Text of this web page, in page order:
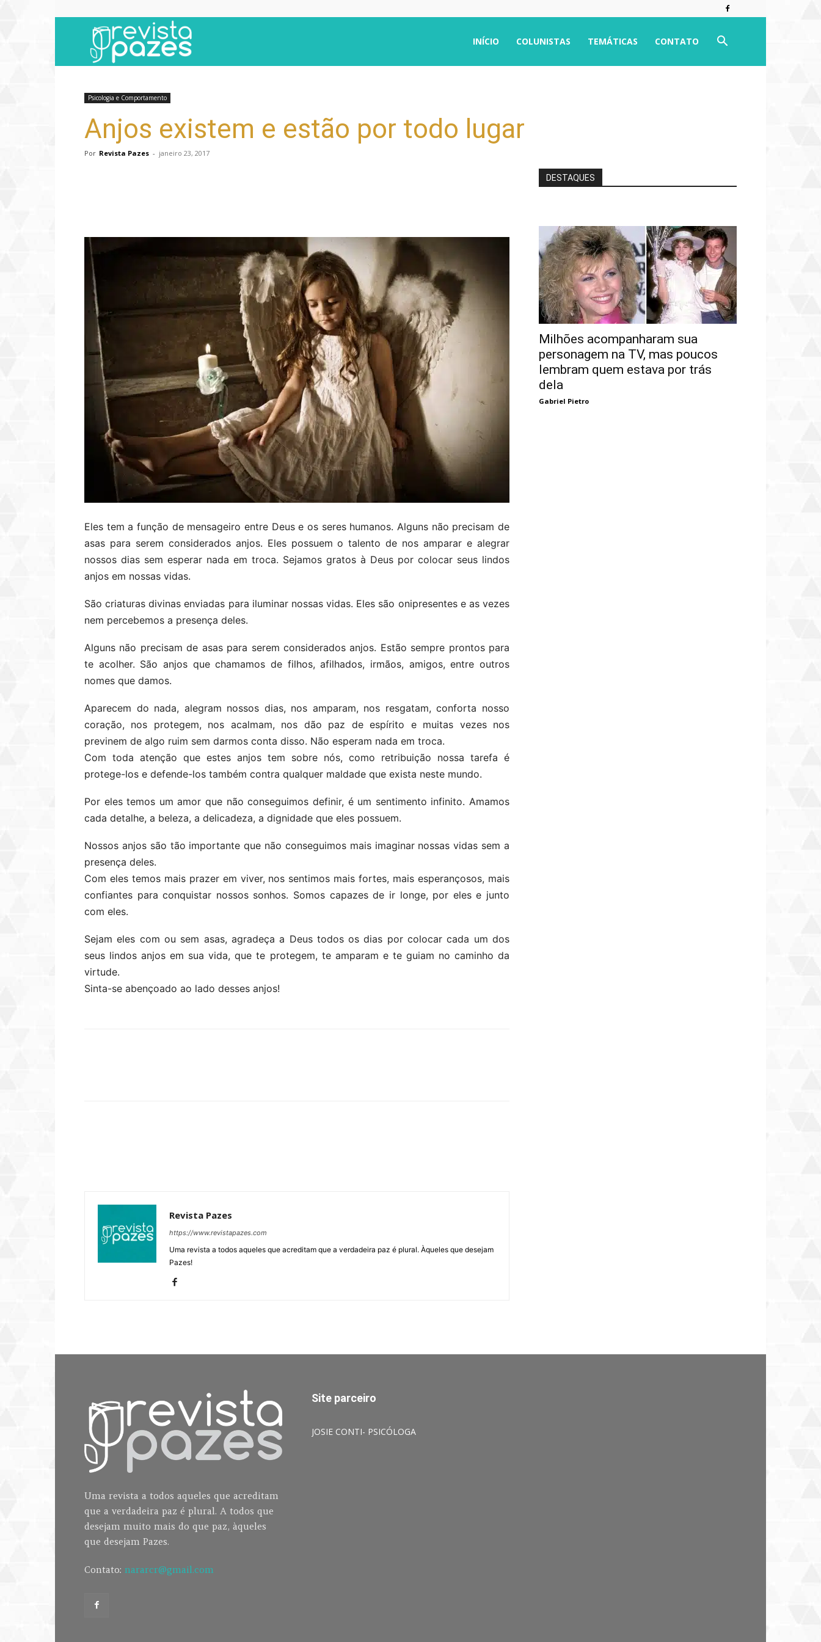
INÍCIO COLUNISTAS TEMÁTICAS CONTATO
Psicologia e Comportamento
Anjos existem e estão por todo lugar
Por Revista Pazes - janeiro 23, 2017
Eles tem a função de mensageiro entre Deus e os seres humanos. Alguns não precisam de
asas para serem considerados anjos. Eles possuem o talento de nos amparar e alegrar
nossos dias sem esperar nada em troca. Sejamos gratos à Deus por colocar seus lindos
anjos em nossas vidas.
São criaturas divinas enviadas para iluminar nossas vidas. Eles são onipresentes e as vezes
nem percebemos a presença deles.
Alguns não precisam de asas para serem considerados anjos. Estão sempre prontos para
te acolher. São anjos que chamamos de filhos, afilhados, irmãos, amigos, entre outros
nomes que damos.
Aparecem do nada, alegram nossos dias, nos amparam, nos resgatam, conforta nosso
coração, nos protegem, nos acalmam, nos dão paz de espírito e muitas vezes nos
previnem de algo ruim sem darmos conta disso. Não esperam nada em troca.
Com toda atenção que estes anjos tem sobre nós, como retribuição nossa tarefa é
protege-los e defende-los também contra qualquer maldade que exista neste mundo.
Por eles temos um amor que não conseguimos definir, é um sentimento infinito. Amamos
cada detalhe, a beleza, a delicadeza, a dignidade que eles possuem.
Nossos anjos são tão importante que não conseguimos mais imaginar nossas vidas sem a
presença deles.
Com eles temos mais prazer em viver, nos sentimos mais fortes, mais esperançosos, mais
confiantes para conquistar nossos sonhos. Somos capazes de ir longe, por eles e junto
com eles.
Sejam eles com ou sem asas, agradeça a Deus todos os dias por colocar cada um dos
seus lindos anjos em sua vida, que te protegem, te amparam e te guiam no caminho da
virtude.
Sinta-se abençoado ao lado desses anjos!
Revista Pazes
https://www.revistapazes.com
Uma revista a todos aqueles que acreditam que a verdadeira paz é plural. Àqueles que desejam
Pazes!
DESTAQUES
Milhões acompanharam sua
personagem na TV, mas poucos
lembram quem estava por trás
dela
Gabriel Pietro
Uma revista a todos aqueles que acreditam
que a verdadeira paz é plural. A todos que
desejam muito mais do que paz, àqueles
que desejam Pazes.
Contato: nararcr@gmail.com
Site parceiro
JOSIE CONTI- PSICÓLOGA